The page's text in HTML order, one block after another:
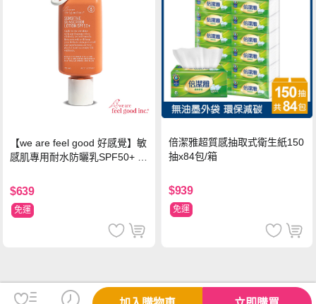
【we are feel good 好感覺】敏
感肌專用耐水防曬乳SPF50+ 7
$639
免運
倍潔雅超質感抽取式衛生紙150
抽x84包/箱
$939
免運